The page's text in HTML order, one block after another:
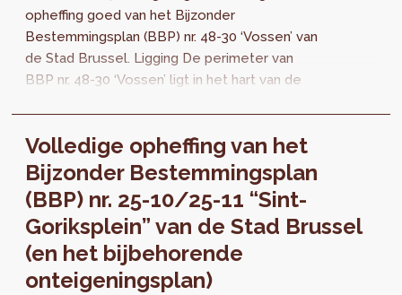
opheffing goed van het Bijzonder
Bestemmingsplan (BBP) nr. 48-30 ‘Vossen’ van
de Stad Brussel. Ligging De perimeter van
BBP nr. 48-30 ‘Vossen’ ligt in het hart van de
Volledige opheffing van het
Bijzonder Bestemmingsplan
(BBP) nr. 25-10/25-11 “Sint-
Goriksplein” van de Stad Brussel
(en het bijbehorende
onteigeningsplan)